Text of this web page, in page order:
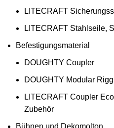
LITECRAFT
LITECRAFT Stahlseile,
Befestigungsmaterial
DOUGHTY Coupler
DOUGHTY Modular
LITECRAFT Coupler
Zubehör
Bühnen und Dekomolton